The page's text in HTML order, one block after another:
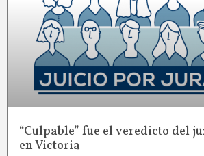
“Culpable” fue el veredicto del
en Victoria